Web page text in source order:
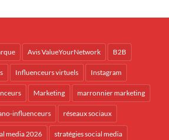
Avis ValueYourNetwork B2B
Influenceurs virtuels Instagram
Marketing marronnier marketing
influenceurs réseaux sociaux
media 2026 stratégies social media